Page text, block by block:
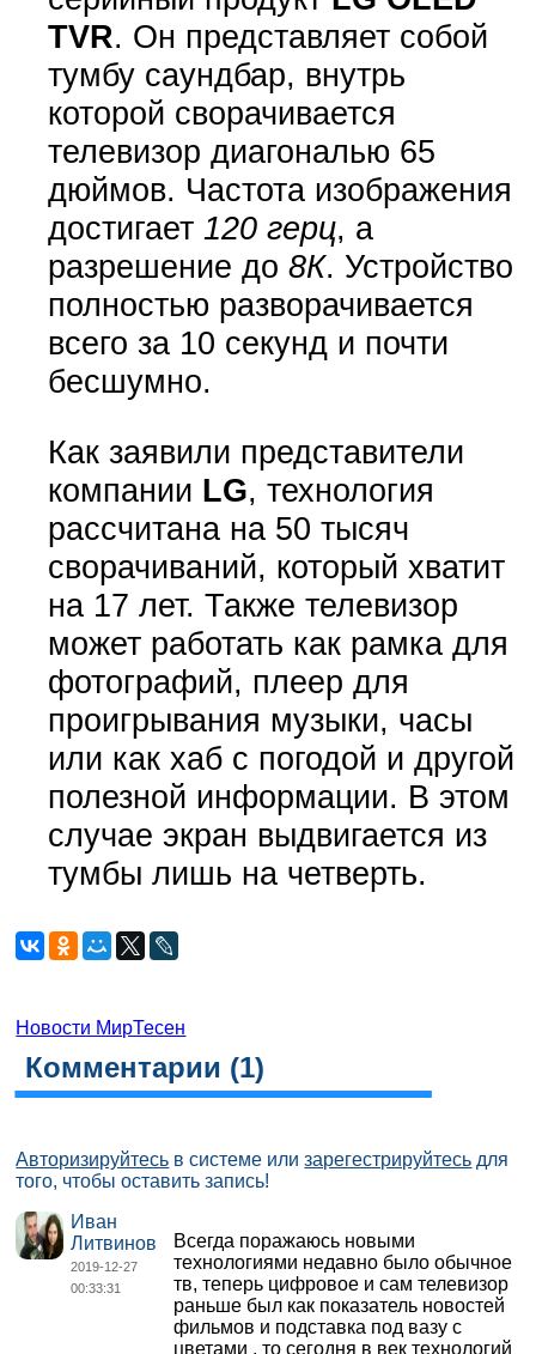
TVR. Он представляет собой
тумбу саундбар, внутрь
которой сворачивается
телевизор диагональю 65
дюймов. Частота изображения
достигает 120 герц, а
разрешение до 8К. Устройство
полностью разворачивается
всего за 10 секунд и почти
бесшумно.
Как заявили представители
компании LG, технология
рассчитана на 50 тысяч
сворачиваний, который хватит
на 17 лет. Также телевизор
может работать как рамка для
фотографий, плеер для
проигрывания музыки, часы
или как хаб с погодой и другой
полезной информации. В этом
случае экран выдвигается из
тумбы лишь на четверть.
Новости МирТесен
Комментарии (1)
Авторизируйтесь в системе илизарегестрируйтесь для
того, чтобы оставить запись!
Иван
Литвинов
2019-12-27
00:33:31
Всегда поражаюсь новыми
технологиями недавно было обычное
тв, теперь цифровое и сам телевизор
раньше был как показатель новостей
фильмов и подставка под вазу с
цветами , то сегодня в век технологий